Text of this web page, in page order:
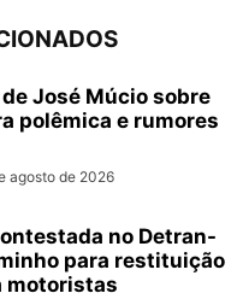
José Múcio sobre
polêmica e rumores
agosto de 2026
no Detran-
para restituição
motoristas